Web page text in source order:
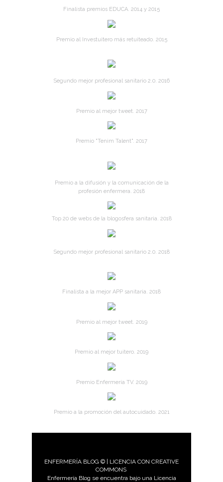
Finalista premios EDUCA. 2014 y 2015
Premio al Investuitero más retuiteado. 2015
Segundo mejor profesional sanitario 2.0. 2016
Premio al mejor tweet. 2017
Premio "Tenim Talent". 2017
Premio a la difusión y la comunicación de la
profesión enfermera. 2018
Top 20 de webs de la blogosfera sanitaria. 2018
Segundo mejor profesional sanitario 2.0. 2018
Finalista a la mejor APP sanitaria. 2018
Premio al mejor tweet. 2019
Premio al mejor tuitero. 2019
Premio Enfermería TV. 2019
Premio a la promoción del autocuidado. 2021
ENFERMERÍA BLOG © | LICENCIA CON CREATIVE
COMMONS
Enfermería Blog se encuentra bajo una Licencia